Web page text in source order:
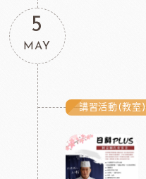
5
MAY
講習活動(教室)